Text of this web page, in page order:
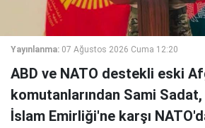
Yayınlanma: 07 Ağustos 2026 Cuma 12:20
ABD ve NATO destekli eski
komutanlarından Sami
İslam Emirliği'ne karşı